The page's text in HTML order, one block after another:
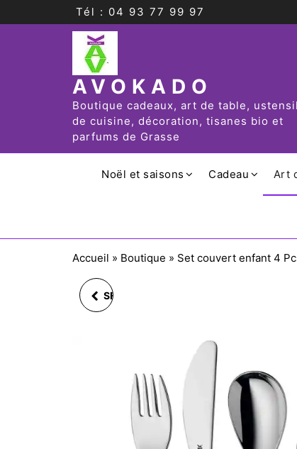
Tél : 04 93 77 99 97
AVOKADO
Boutique cadeaux, art de table,
de cuisine, décoration, tisanes bio et
parfums de Grasse
Noël et saisons Cadeau Art
Accueil » Boutique » Set couvert enfant 4
SET COUVERT ENFANT
COUVERTS WMF